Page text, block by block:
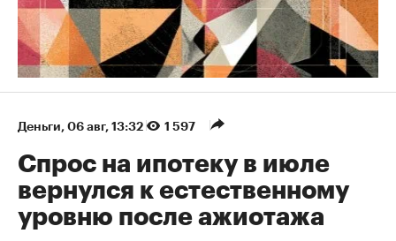
Деньги⁠, 06 авг, 13:32 1 597
Спрос на ипотеку в июле
вернулся к естественному
уровню после ажиотажа